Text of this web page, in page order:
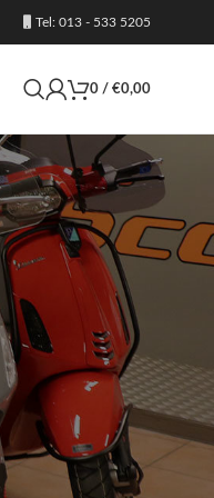
Tel: 013 - 533 5205
0 / €0,00